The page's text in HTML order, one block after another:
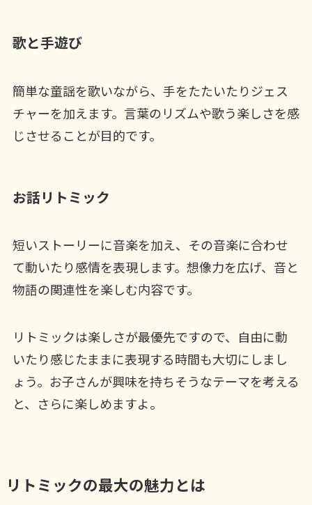
歌と手遊び
簡単な童謡を歌いながら、手をたたいたりジェス
チャーを加えます。言葉のリズムや歌う楽しさを感
じさせることが目的です。
お話リトミック
短いストーリーに音楽を加え、その音楽に合わせ
て動いたり感情を表現します。想像力を広げ、音と
物語の関連性を楽しむ内容です。
リトミックは楽しさが最優先ですので、自由に動
いたり感じたままに表現する時間も大切にしまし
ょう。お子さんが興味を持ちそうなテーマを考える
と、さらに楽しめますよ。
リトミックの最大の魅力とは